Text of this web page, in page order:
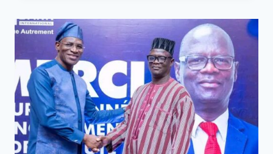
ANS
CONFIANCE
ET
UN
NOUVEAU
CAP
AMBITIEUX